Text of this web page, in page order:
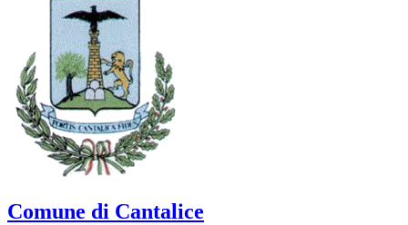
Comune di Cantalice